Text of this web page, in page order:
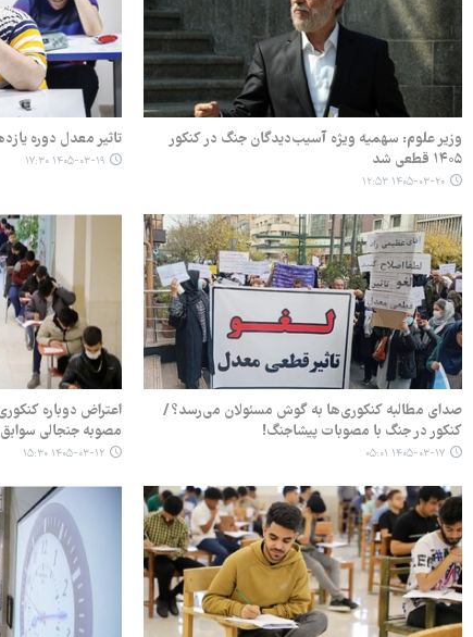
وزیر علوم: سهمیه ویژه آسیب‌دیدگان جنگ در کنکور
۱۴۰۵ قطعی شد
۱۴۰۵-۰۳-۲۰ ۱۲:۵۳
تاثیر معدل دوره
۱۴۰۵-۰۳-۱۹ ۱۷:۳۰
صدای مطالبه کنکوری‌ها ‌به گوش مسئولان می‌رسد؟ /
کنکور در جنگ با مصوبات پیشاجنگ!
۱۴۰۵-۰۳-۱۷ ۰۵:۰۱
اعتراض دوباره
مصوبه جنجالی
۱۴۰۵-۰۳-۱۲ ۱۵:۳۰